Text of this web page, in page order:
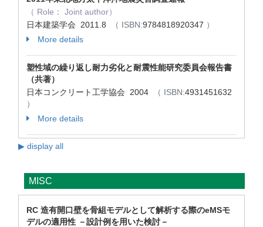
（ Role： Joint author）
日本建築学会 2011.8
（ ISBN:9784818920347 ）
More details
塑性域の繰り返し耐力劣化と耐震性能研究委員会報告書
（共著）
日本コンクリート工学協会 2004
（ ISBN:4931451632
）
More details
▶ display all
MISC
RC 造有開口壁を骨組モデルとして解析する際のeMSモ
デルの適用性 －設計例を用いた検討－